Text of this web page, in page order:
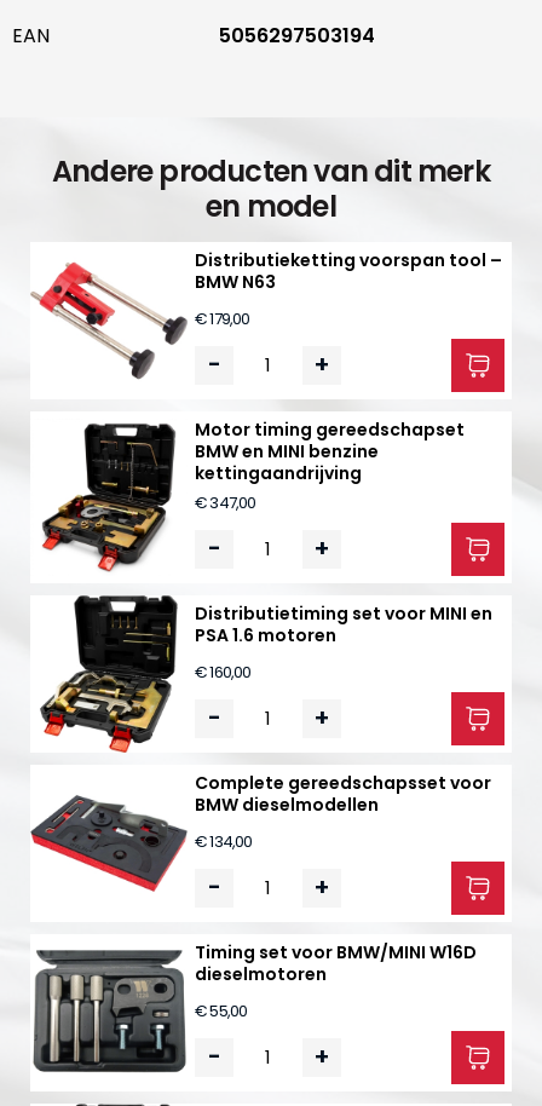
EAN
5056297503194
Andere producten van dit merk
en model
Distributieketting voorspan tool –
BMW N63
€ 179,00
- +
Motor timing gereedschapset
BMW en MINI benzine
kettingaandrijving
€ 347,00
- +
Distributietiming set voor MINI en
PSA 1.6 motoren
€ 160,00
- +
Complete gereedschapsset voor
BMW dieselmodellen
€ 134,00
- +
Timing set voor BMW/MINI W16D
dieselmotoren
€ 55,00
- +